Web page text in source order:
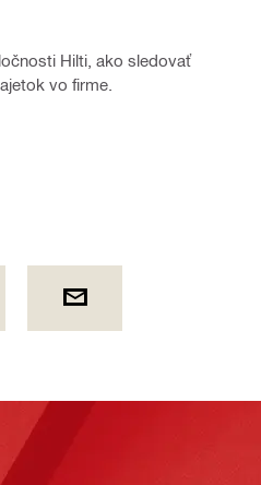
Hilti, ako sledovať
vo firme.